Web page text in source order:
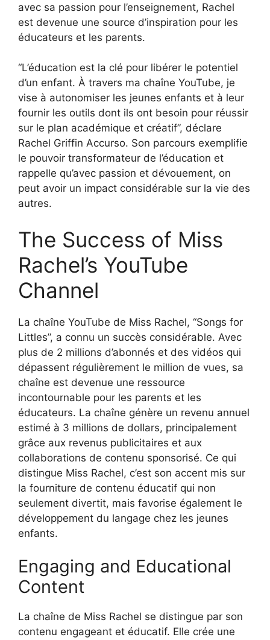
avec sa passion pour l’enseignement, Rachel
est devenue une source d’inspiration pour les
éducateurs et les parents.
“L’éducation est la clé pour libérer le potentiel
d’un enfant. À travers ma chaîne YouTube, je
vise à autonomiser les jeunes enfants et à leur
fournir les outils dont ils ont besoin pour réussir
sur le plan académique et créatif”, déclare
Rachel Griffin Accurso. Son parcours exemplifie
le pouvoir transformateur de l’éducation et
rappelle qu’avec passion et dévouement, on
peut avoir un impact considérable sur la vie des
autres.
The Success of Miss
Rachel’s YouTube
Channel
La chaîne YouTube de Miss Rachel, “Songs for
Littles”, a connu un succès considérable. Avec
plus de 2 millions d’abonnés et des vidéos qui
dépassent régulièrement le million de vues, sa
chaîne est devenue une ressource
incontournable pour les parents et les
éducateurs. La chaîne génère un revenu annuel
estimé à 3 millions de dollars, principalement
grâce aux revenus publicitaires et aux
collaborations de contenu sponsorisé. Ce qui
distingue Miss Rachel, c’est son accent mis sur
la fourniture de contenu éducatif qui non
seulement divertit, mais favorise également le
développement du langage chez les jeunes
enfants.
Engaging and Educational
Content
La chaîne de Miss Rachel se distingue par son
contenu engageant et éducatif. Elle crée une